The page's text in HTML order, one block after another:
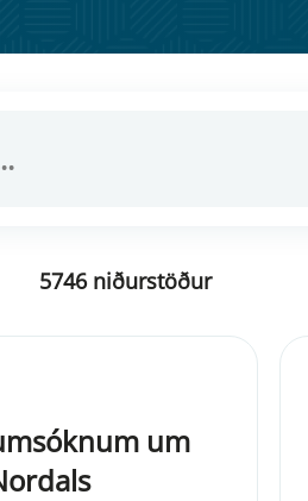
5746 niðurstöður
um